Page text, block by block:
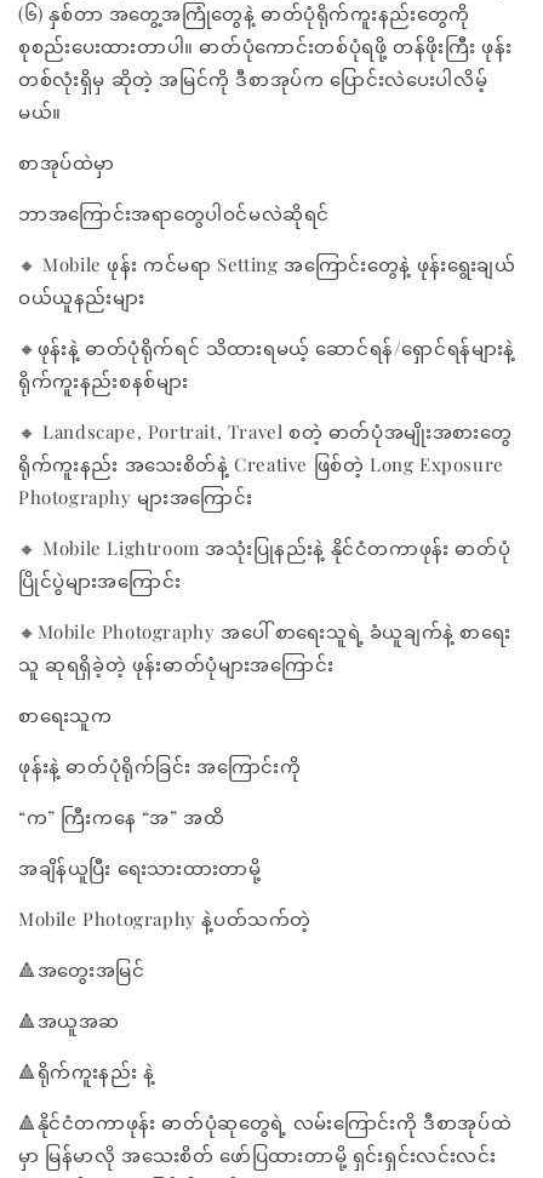
(၆) နှစ်တာ အတွေ့အကြုံတွေနဲ့ ဓာတ်ပုံရိုက်ကူးနည်း‌တွေကို
စုစည်းပေးထားတာပါ။ ဓာတ်ပုံကောင်းတစ်ပုံရဖို့ တန်ဖိုးကြီး ဖုန်း
တစ်လုံးရှိမှ ဆိုတဲ့ အမြင်ကို ဒီစာအုပ်က ပြောင်းလဲပေးပါလိမ့်
မယ်။
စာအုပ်ထဲမှာ
ဘာအကြောင်းအရာတွေပါဝင်မလဲဆိုရင်
🔸 Mobile ဖုန်း ကင်မရာ Setting အကြောင်းတွေနဲ့ ဖုန်းရွေးချယ်
ဝယ်ယူနည်းများ
🔸ဖုန်းနဲ့ ဓာတ်ပုံရိုက်ရင် သိထားရမယ့် ဆောင်ရန်/ရှောင်ရန်များနဲ့
ရိုက်ကူးနည်းစနစ်များ
🔸 Landscape, Portrait, Travel စတဲ့ ဓာတ်ပုံအမျိုးအစား‌တွေ
ရိုက်ကူးနည်း အသေးစိတ်နဲ့ Creative ဖြစ်တဲ့ Long Exposure
Photography များအကြောင်း
🔸 Mobile Lightroom အသုံးပြုနည်းနဲ့ နိုင်ငံတကာဖုန်း ဓာတ်ပုံ
ပြိုင်ပွဲများအကြောင်း
🔸Mobile Photography အပေါ် စာရေးသူရဲ့ ခံယူချက်နဲ့ စာရေး
သူ ဆုရရှိခဲ့တဲ့ ဖုန်းဓာတ်ပုံများအကြောင်း
စာရေးသူက
ဖုန်းနဲ့ ဓာတ်ပုံရိုက်ခြင်း အကြောင်းကို
“က” ကြီးကနေ “အ” အထိ
အချိန်ယူပြီး ရေးသားထားတာမို့
Mobile Photography နဲ့ပတ်သက်တဲ့
🔺အတွေးအမြင်
🔺အယူအဆ
🔺ရိုက်ကူးနည်း နဲ့
🔺နိုင်ငံတကာဖုန်း ဓာတ်ပုံဆုတွေရဲ့ လမ်းကြောင်းကို ဒီစာအုပ်ထဲ
မှာ မြန်မာလို အသေးစိတ် ဖော်ပြထားတာမို့ ရှင်းရှင်းလင်းလင်း